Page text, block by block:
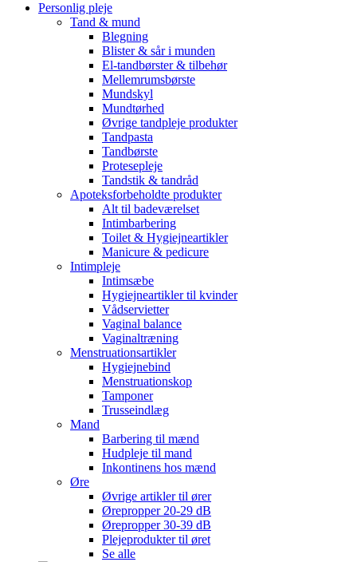
Personlig pleje
Tand & mund
Blegning
Blister & sår i munden
El-tandbørster & tilbehør
Mellemrumsbørste
Mundskyl
Mundtørhed
Øvrige tandpleje produkter
Tandpasta
Tandbørste
Protesepleje
Tandstik & tandråd
Apoteksforbeholdte produkter
Alt til badeværelset
Intimbarbering
Toilet & Hygiejneartikler
Manicure & pedicure
Intimpleje
Intimsæbe
Hygiejneartikler til kvinder
Vådservietter
Vaginal balance
Vaginaltræning
Menstruationsartikler
Hygiejnebind
Menstruationskop
Tamponer
Trusseindlæg
Mand
Barbering til mænd
Hudpleje til mand
Inkontinens hos mænd
Øre
Øvrige artikler til ører
Ørepropper 20-29 dB
Ørepropper 30-39 dB
Plejeprodukter til øret
Se alle